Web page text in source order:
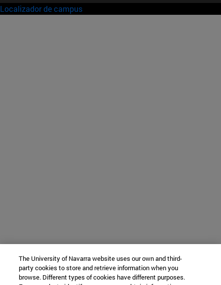
Localizador de campus
The University of Navarra website uses our own and third-
party cookies to store and retrieve information when you
browse. Different types of cookies have different purposes.